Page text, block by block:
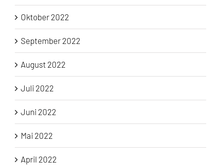
Oktober 2022
September 2022
August 2022
Juli 2022
Juni 2022
Mai 2022
April 2022